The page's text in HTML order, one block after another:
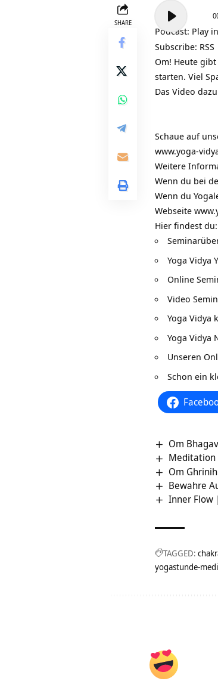
SHARE
Audio-
Player
Podcast: Play
Subscribe: RSS
Om! Heute
starten. Viel
Das Video
Schaue auf
www.yoga-
Weitere
Wenn du bei
Wenn du
Webseite
Hier findest du:
Yoga Vidya
Online
Video
Yoga Vidya
Yoga Vidya
Unseren
Schon ein
Om
Meditation
Om
Bewahre
Inner Flow
TAGGED:
yogastunde-